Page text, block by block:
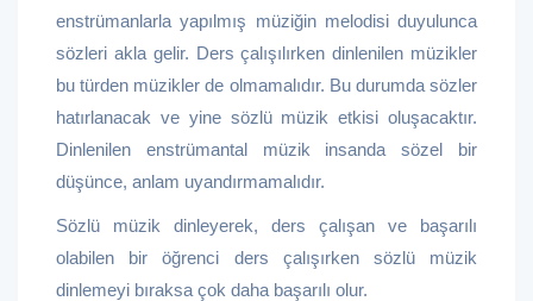
enstrümanlarla yapılmış müziğin melodisi duyulunca
sözleri akla gelir. Ders çalışılırken dinlenilen müzikler
bu türden müzikler de olmamalıdır. Bu durumda sözler
hatırlanacak ve yine sözlü müzik etkisi oluşacaktır.
Dinlenilen enstrümantal müzik insanda sözel bir
düşünce, anlam uyandırmamalıdır.
Sözlü müzik dinleyerek, ders çalışan ve başarılı
olabilen bir öğrenci ders çalışırken sözlü müzik
dinlemeyi bıraksa çok daha başarılı olur.